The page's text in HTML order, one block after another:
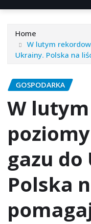
Home
W lutym
Ukrainy. Polska na
GOSPODARKA
W
gazu
Polska